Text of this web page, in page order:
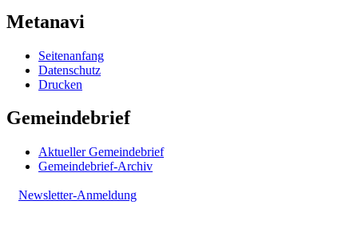
Metanavi
Seitenanfang
Datenschutz
Drucken
Gemeindebrief
Aktueller Gemeindebrief
Gemeindebrief-Archiv
Newsletter-Anmeldung